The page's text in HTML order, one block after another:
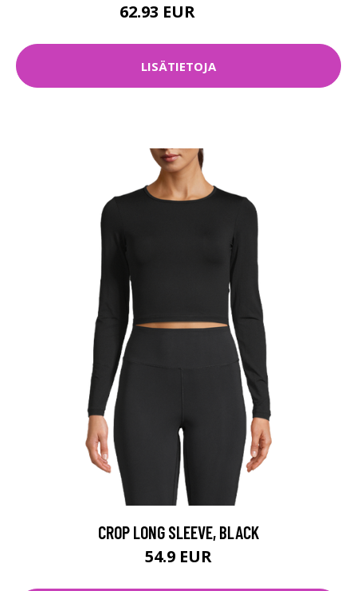
62.93 EUR
LISÄTIETOJA
CROP LONG SLEEVE, BLACK
54.9 EUR